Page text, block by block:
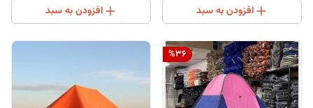
افزودن به سبد افزودن به سبد
%36